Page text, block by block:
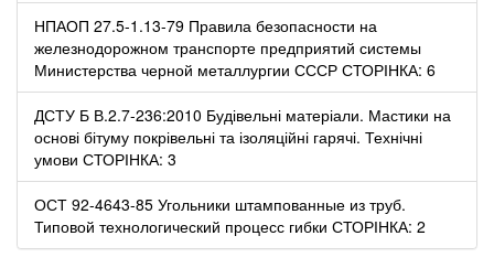
НПАОП 27.5-1.13-79 Правила безопасности на
железнодорожном транспорте предприятий системы
Министерства черной металлургии СССР СТОРІНКА: 6
ДСТУ Б В.2.7-236:2010 Будівельні матеріали. Мастики на
основі бітуму покрівельні та ізоляційні гарячі. Технічні
умови СТОРІНКА: 3
ОСТ 92-4643-85 Угольники штампованные из труб.
Типовой технологический процесс гибки СТОРІНКА: 2